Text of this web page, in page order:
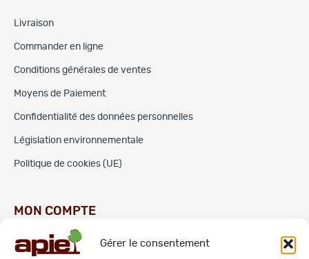
Gérer le consentement
Livraison
Commander en ligne
Conditions générales de ventes
Moyens de Paiement
Confidentialité des données personnelles
Législation environnementale
Politique de cookies (UE)
MON COMPTE
Commandes